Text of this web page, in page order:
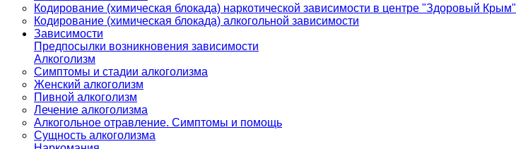
Кодирование (химическая блокада) наркотической зависимости в центре "Здоровый Крым"
Кодирование (химическая блокада) алкогольной зависимости
Зависимости
Предпосылки возникновения зависимости
Алкоголизм
Симптомы и стадии алкоголизма
Женский алкоголизм
Пивной алкоголизм
Лечение алкоголизма
Алкогольное отравление. Симптомы и помощь
Сущность алкоголизма